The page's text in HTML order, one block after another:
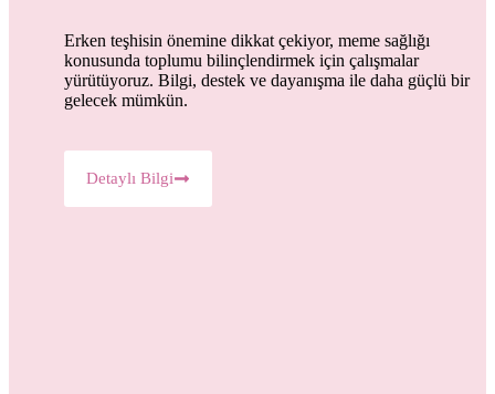
Erken teşhisin önemine dikkat çekiyor, meme sağlığı
konusunda toplumu bilinçlendirmek için çalışmalar
yürütüyoruz. Bilgi, destek ve dayanışma ile daha güçlü bir
gelecek mümkün.
Detaylı Bilgi